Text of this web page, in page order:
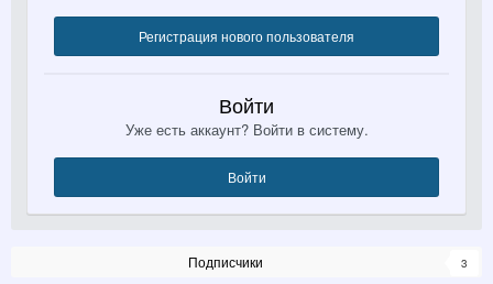
Регистрация нового пользователя
Войти
Уже есть аккаунт? Войти в систему.
Войти
Подписчики 3